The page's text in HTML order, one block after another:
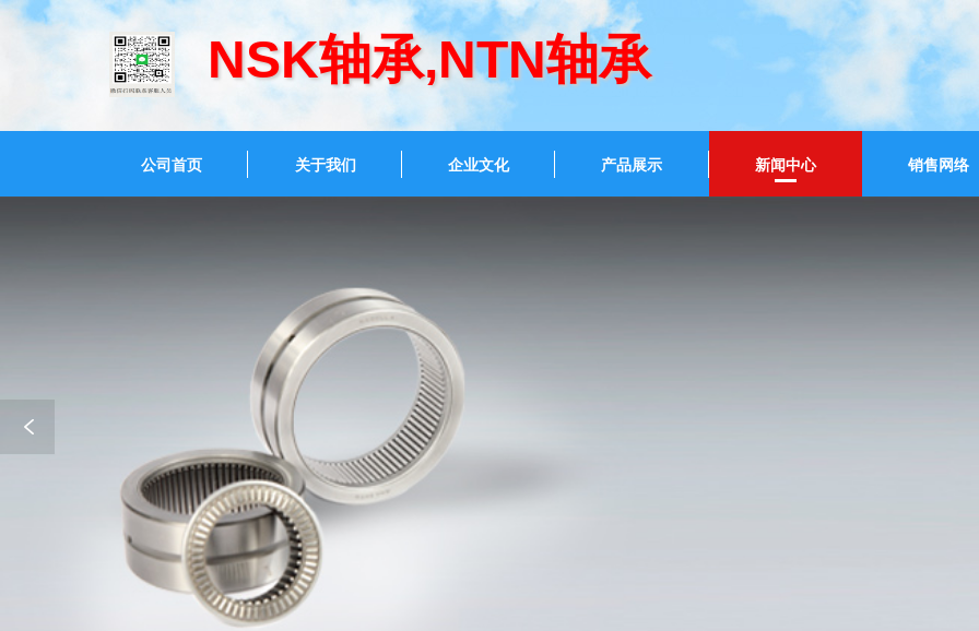
NSK轴承,NTN轴承
公司首页 关于我们 企业文化 产品展示 新闻中心 销售网络